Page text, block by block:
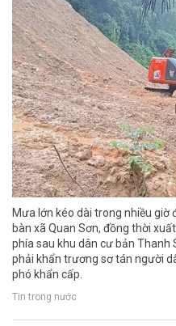
Mưa lớn kéo dài trong nhiều giờ
bàn xã Quan Sơn, đồng thời
phía sau khu dân cư bản Thanh
phải khẩn trương sơ tán người
phó khẩn cấp.
Tin trong nước